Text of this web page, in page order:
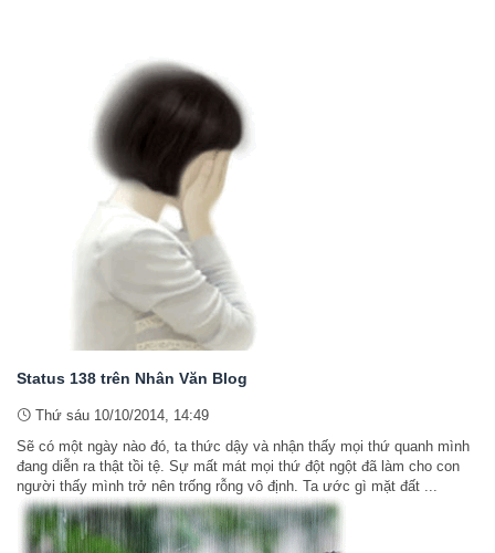
Status 138 trên Nhân Văn Blog
Thứ sáu 10/10/2014, 14:49
Sẽ có một ngày nào đó, ta thức dậy và nhận thấy mọi thứ quanh mình
đang diễn ra thật tồi tệ. Sự mất mát mọi thứ đột ngột đã làm cho con
người thấy mình trở nên trống rỗng vô định. Ta ước gì mặt đất ...